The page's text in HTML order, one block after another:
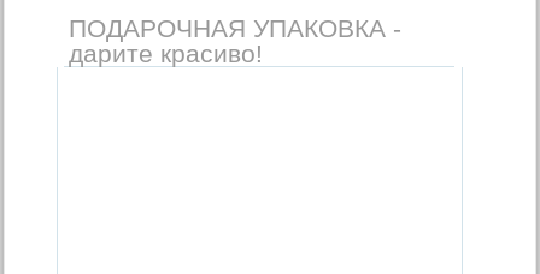
ПОДАРОЧНАЯ УПАКОВКА -
дарите красиво!